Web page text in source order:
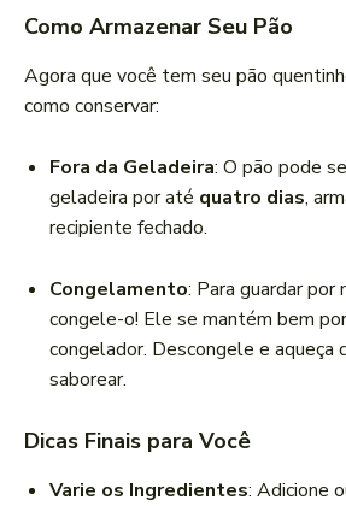
Como Armazenar Seu Pão
Agora que você tem seu pão
como conservar:
Fora da Geladeira: O pão pode
geladeira por até quatro dias,
recipiente fechado.
Congelamento: Para guardar por
congele-o! Ele se mantém bem
congelador. Descongele e aqueça
saborear.
Dicas Finais para Você
Varie os Ingredientes: Adicione